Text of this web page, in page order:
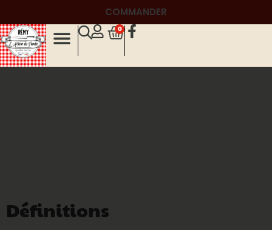
COMMANDER
0
Définitions